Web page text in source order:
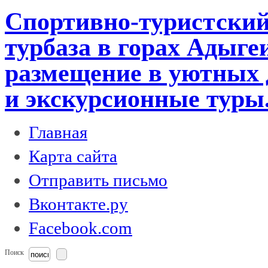
Спортивно-
турбаза в горах
размещение в уютных
и экскурсионные
Главная
Карта сайта
Отправить письмо
Вконтакте.ру
Facebook.com
Поиск